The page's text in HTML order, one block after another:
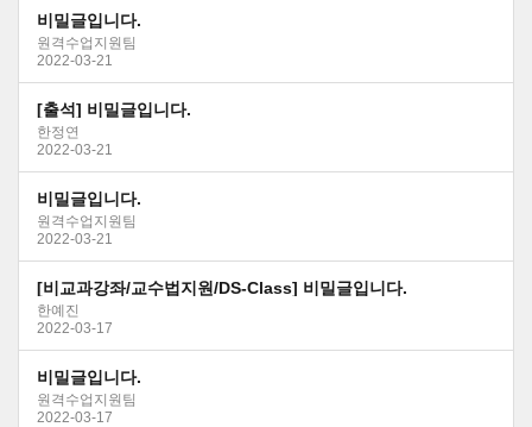
비밀글입니다.
원격수업지원팀
2022-03-21
[출석] 비밀글입니다.
한정연
2022-03-21
비밀글입니다.
원격수업지원팀
2022-03-21
[비교과강좌/교수법지원/DS-Class] 비밀글입니다.
한예진
2022-03-17
비밀글입니다.
원격수업지원팀
2022-03-17